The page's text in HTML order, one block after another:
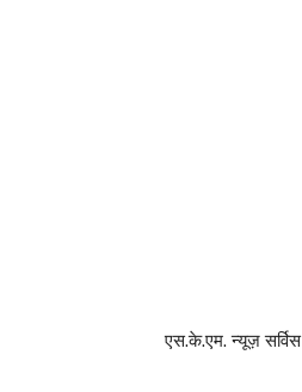
एस.के.एम. न्यूज़ सर्विस